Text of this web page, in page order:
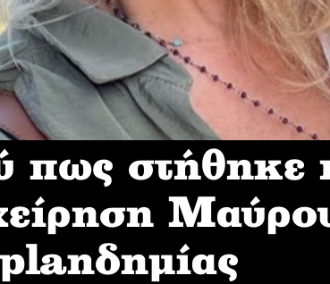
στήθηκε
planδημίας